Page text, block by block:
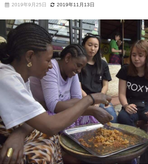
2019年9月25日 2019年11月13日